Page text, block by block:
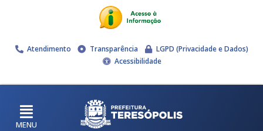
Atendimento Transparência
LGPD (Privacidade e Dados)
Acessibilidade
MENU